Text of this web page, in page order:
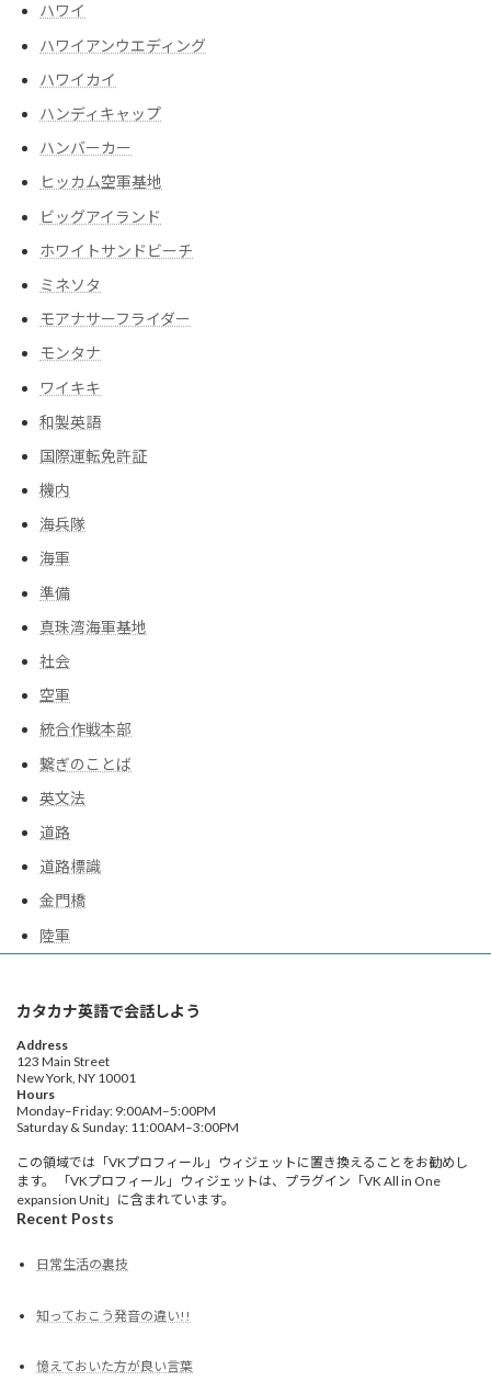
ハワイ
ハワイアンウエディング
ハワイカイ
ハンディキャップ
ハンバーカー
ヒッカム空軍基地
ビッグアイランド
ホワイトサンドビーチ
ミネソタ
モアナサーフライダー
モンタナ
ワイキキ
和製英語
国際運転免許証
機内
海兵隊
海軍
準備
真珠湾海軍基地
社会
空軍
統合作戦本部
繋ぎのことば
英文法
道路
道路標識
金門橋
陸軍
カタカナ英語で会話しよう
Address
123 Main Street
New York, NY 10001
Hours
Monday–Friday: 9:00AM–5:00PM
Saturday & Sunday: 11:00AM–3:00PM
この領域では「VKプロフィール」ウィジェットに置き換えることをお勧めし
ます。 「VKプロフィール」ウィジェットは、プラグイン「VK All in One
expansion Unit」に含まれています。
Recent Posts
日常生活の裏技
知っておこう発音の違い!!
憶えておいた方が良い言葉